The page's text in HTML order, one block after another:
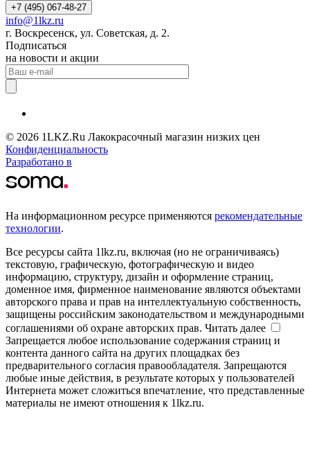
+7 (495) 067-48-27
info@1lkz.ru
г. Воскресенск, ул. Советская, д. 2.
Подписаться
на новости и акции
© 2026 1LKZ.Ru Лакокрасочный магазин низких цен
Конфиденциальность
Разработано в
На информационном ресурсе применяются рекомендательные
технологии.
Все ресурсы сайта 1lkz.ru, включая (но не ограничиваясь)
текстовую, графическую, фотографическую и видео
информацию, структуру, дизайн и оформление страниц,
доменное имя, фирменное наименование являются объектами
авторского права и прав на интеллектуальную собственность,
защищены российским законодательством и международными
соглашениями об охране авторских прав. Читать далее
Запрещается любое использование содержания страниц и
контента данного сайта на других площадках без
предварительного согласия правообладателя. Запрещаются
любые иные действия, в результате которых у пользователей
Интернета может сложиться впечатление, что представленные
материалы не имеют отношения к 1lkz.ru.